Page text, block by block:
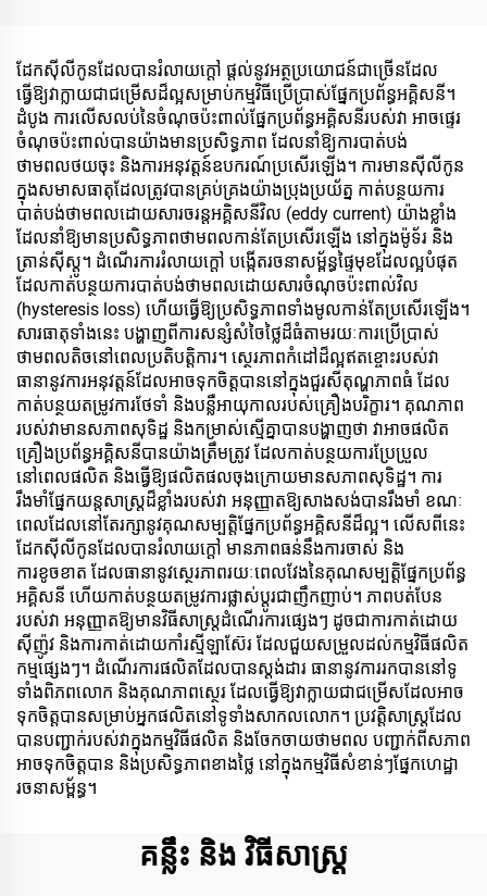
ដែកស៊ីលីកូនដែលបានរំលាយក្តៅ ផ្តល់នូវអត្ថប្រយោជន៍ជាច្រើនដែល
ធ្វើឱ្យវាក្លាយជាជម្រើសដ៏ល្អសម្រាប់កម្មវិធីប្រើប្រាស់ផ្នែកប្រព័ន្ធអគ្គិសនី។
ដំបូង ការលើសលប់នៃចំណុចប៉ះពាល់ផ្នែកប្រព័ន្ធអគ្គិសនីរបស់វា អាចផ្ទេរ
ចំណុចប៉ះពាល់បានយ៉ាងមានប្រសិទ្ធភាព ដែលនាំឱ្យការបាត់បង់
ថាមពលថយចុះ និងការអនុវត្តន៍ឧបករណ៍ប្រសើរឡើង។ ការមានស៊ីលីកូន
ក្នុងសមាសធាតុដែលត្រូវបានគ្រប់គ្រងយ៉ាងប្រុងប្រយ័ត្ន កាត់បន្ថយការ
បាត់បង់ថាមពលដោយសារចរន្តអគ្គិសនីវិល (eddy current) យ៉ាងខ្លាំង
ដែលនាំឱ្យមានប្រសិទ្ធភាពថាមពលកាន់តែប្រសើរឡើង នៅក្នុងម៉ូទ័រ និង
ត្រាន់ស៊ីស្តូ។ ដំណើរការរំលាយក្តៅ បង្កើតរចនាសម្ព័ន្ធផ្ទៃមុខដែលល្អបំផុត
ដែលកាត់បន្ថយការបាត់បង់ថាមពលដោយសារចំណុចប៉ះពាល់វិល
(hysteresis loss) ហើយធ្វើឱ្យប្រសិទ្ធភាពទាំងមូលកាន់តែប្រសើរឡើង។
សារធាតុទាំងនេះ បង្ហាញពីការសន្សំសំចៃថ្លៃដ៏ធំតាមរយៈការប្រើប្រាស់
ថាមពលតិចនៅពេលប្រតិបត្តិការ។ ស្ថេរភាពកំដៅដ៏ល្អឥតខ្ចោះរបស់វា
ធានានូវការអនុវត្តន៍ដែលអាចទុកចិត្តបាននៅក្នុងជួរសីតុណ្ហភាពធំ ដែល
កាត់បន្ថយតម្រូវការថែទាំ និងបន្លឺអាយុកាលរបស់គ្រឿងបរិក្ខារ។ គុណភាព
របស់វាមានសភាពសុទិដ្ឋ និងកម្រាស់ស្មើគ្នាបានបង្ហាញថា វាអាចផលិត
គ្រឿងប្រព័ន្ធអគ្គិសនីបានយ៉ាងត្រឹមត្រូវ ដែលកាត់បន្ថយការប្រែប្រួល
នៅពេលផលិត និងធ្វើឱ្យផលិតផលចុងក្រោយមានសភាពសុទិដ្ឋ។ ការ
រឹងមាំផ្នែកយន្តសាស្ត្រដ៏ខ្លាំងរបស់វា អនុញ្ញាតឱ្យសាងសង់បានរឹងមាំ ខណៈ
ពេលដែលនៅតែរក្សានូវគុណសម្បត្តិផ្នែកប្រព័ន្ធអគ្គិសនីដ៏ល្អ។ លើសពីនេះ
ដែកស៊ីលីកូនដែលបានរំលាយក្តៅ មានភាពធន់នឹងការចាស់ និង
ការខូចខាត ដែលធានានូវស្ថេរភាពរយៈពេលវែងនៃគុណសម្បត្តិផ្នែកប្រព័ន្ធ
អគ្គិសនី ហើយកាត់បន្ថយតម្រូវការផ្លាស់ប្ដូរជាញឹកញាប់។ ភាពបត់បែន
របស់វា អនុញ្ញាតឱ្យមានវិធីសាស្ត្រដំណើរការផ្សេងៗ ដូចជាការកាត់ដោយ
ស៊ីញ៉ូវ និងការកាត់ដោយកាំរស្មីឡាស៊ែរ ដែលជួយសម្រួលដល់កម្មវិធីផលិត
កម្មផ្សេងៗ។ ដំណើរការផលិតដែលបានស្តង់ដារ ធានានូវការរកបាននៅទូ
ទាំងពិភពលោក និងគុណភាពស្ថេរ ដែលធ្វើឱ្យវាក្លាយជាជម្រើសដែលអាច
ទុកចិត្តបានសម្រាប់អ្នកផលិតនៅទូទាំងសាកលលោក។ ប្រវត្តិសាស្ត្រដែល
បានបញ្ជាក់របស់វាក្នុងកម្មវិធីផលិត និងចែកចាយថាមពល បញ្ជាក់ពីសភាព
អាចទុកចិត្តបាន និងប្រសិទ្ធភាពខាងថ្លៃ នៅក្នុងកម្មវិធីសំខាន់ៗផ្នែកហេដ្ឋា
រចនាសម្ព័ន្ធ។
គន្លឹះ និង វិធីសាស្ត្រ